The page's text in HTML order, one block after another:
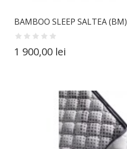
BAMBOO SLEEP SALTEA (BM)
1 900,00 lei